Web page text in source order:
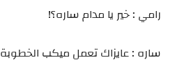
رامي : خير يا مدام ساره؟!
ساره : عايزاك تعمل ميكب الخطوبة